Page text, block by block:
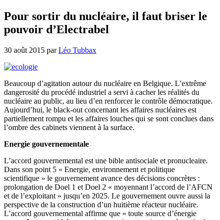
Pour sortir du nucléaire, il faut briser le
pouvoir d’Electrabel
30 août 2015 parLéo Tubbax
Beaucoup d’agitation autour du nucléaire en Belgique. L’extrême
dangerosité du procédé industriel a servi à cacher les réalités du
nucléaire au public, au lieu d’en renforcer le contrôle démocratique.
Aujourd’hui, le black-out concernant les affaires nucléaires est
partiellement rompu et les affaires louches qui se sont conclues dans
l’ombre des cabinets viennent à la surface.
Energie gouvernementale
L’accord gouvernemental est une bible antisociale et pronucleaire.
Dans son point 5 « Energie, environnement et politique
scientifique » le gouvernement avance des décisions concrètes :
prolongation de Doel 1 et Doel 2 « moyennant l’accord de l’AFCN
et de l’exploitant » jusqu’en 2025. Le gouvernement ouvre aussi la
perspective de la construction d’un huitième réacteur nucléaire.
L’accord gouvernemental affirme que « toute source d’énergie